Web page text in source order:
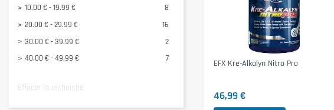
10.00 € - 19.99 €
8
20.00 € - 29.99 €
16
30.00 € - 39.99 €
2
40.00 € - 49.99 €
7
Effacer la recherche
EFX Kre-Alkalyn Nitro Pro
46,99 €